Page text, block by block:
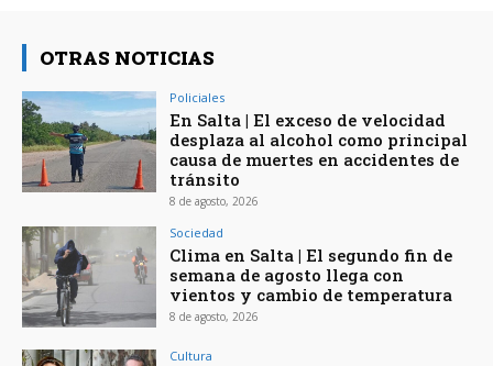
OTRAS NOTICIAS
Policiales
En Salta | El exceso de velocidad
desplaza al alcohol como principal
causa de muertes en accidentes de
tránsito
8 de agosto, 2026
Sociedad
Clima en Salta | El segundo fin de
semana de agosto llega con
vientos y cambio de temperatura
8 de agosto, 2026
Cultura